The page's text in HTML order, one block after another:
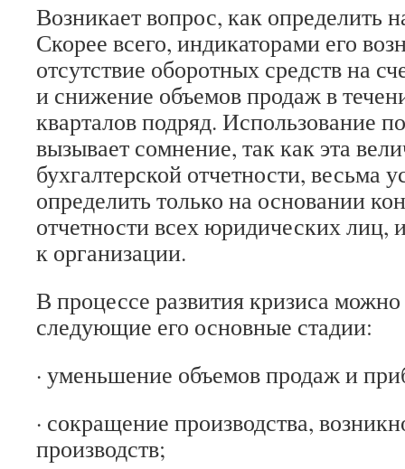
Возникает вопрос, как определить
Скорее всего, индикаторами его
отсутствие оборотных средств на
и снижение объемов продаж в
кварталов подряд. Использование
вызывает сомнение, так как эта
бухгалтерской отчетности, весьма
определить только на основании
отчетности всех юридических
к организации.
В процессе развития кризиса
следующие его основные стадии:
· уменьшение объемов продаж и
· сокращение производства,
производств;